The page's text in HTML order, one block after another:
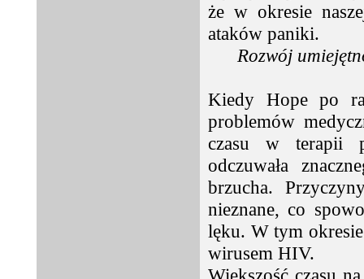
że w okresie
ataków paniki.
Rozwój
Kiedy Hope po
problemów
czasu w terapii
odczuwała
brzucha.
nieznane, co
lęku. W tym
wirusem HIV.